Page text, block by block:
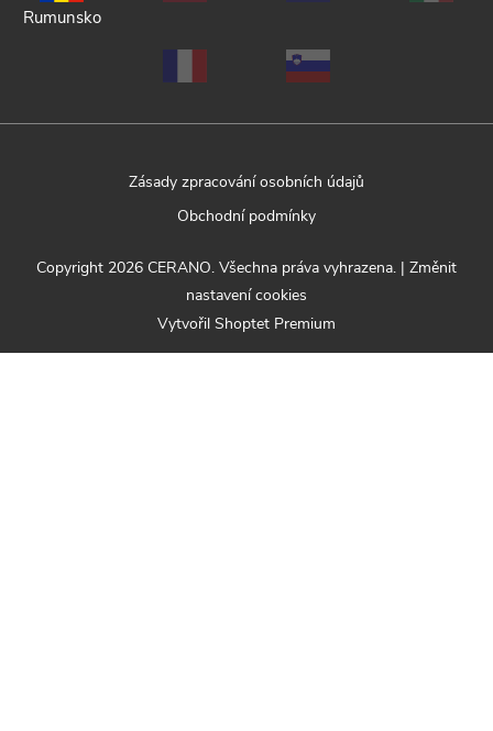
Rumunsko
Zásady zpracování osobních údajů
Obchodní podmínky
Vytvořil Shoptet Premium
Copyright 2026 CERANO. Všechna práva vyhrazena. | Změnit
nastavení cookies